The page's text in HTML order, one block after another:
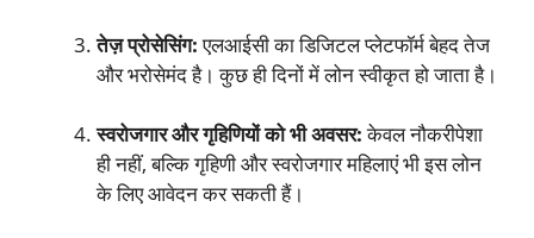
तेज़ प्रोसेसिंग:एलआईसी का डिजिटल प्लेटफॉर्म बेहद तेज
और भरोसेमंद है। कुछ ही दिनों में लोन स्वीकृत हो जाता है।
स्वरोजगार और गृहिणियों को भी अवसर:केवल नौकरीपेशा
ही नहीं, बल्कि गृहिणी और स्वरोजगार महिलाएं भी इस लोन
के लिए आवेदन कर सकती हैं।